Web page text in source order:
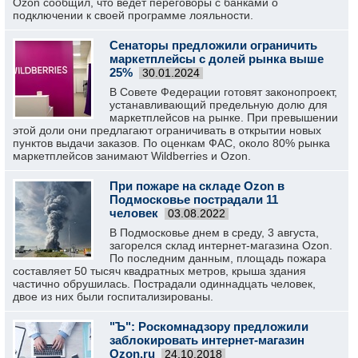
подключении к своей программе лояльности.
Сенаторы предложили ограничить
маркетплейсы с долей рынка выше
25%
30.01.2024
В Совете Федерации готовят законопроект,
устанавливающий предельную долю для
маркетплейсов на рынке. При превышении
этой доли они предлагают ограничивать в открытии новых
пунктов выдачи заказов. По оценкам ФАС, около 80% рынка
маркетплейсов занимают Wildberries и Ozon.
При пожаре на складе Ozon в
Подмосковье пострадали 11
человек
03.08.2022
В Подмосковье днем в среду, 3 августа,
загорелся склад интернет-магазина Ozon.
По последним данным, площадь пожара
составляет 50 тысяч квадратных метров, крыша здания
частично обрушилась. Пострадали одиннадцать человек,
двое из них были госпитализированы.
"Ъ": Роскомнадзору предложили
заблокировать интернет-магазин
Ozon.ru
24.10.2018